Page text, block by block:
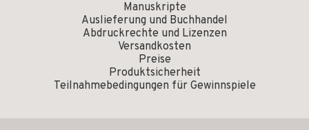
Manuskripte
Auslieferung und Buchhandel
Abdruckrechte und Lizenzen
Versandkosten
Preise
Produktsicherheit
Teilnahmebedingungen für Gewinnspiele